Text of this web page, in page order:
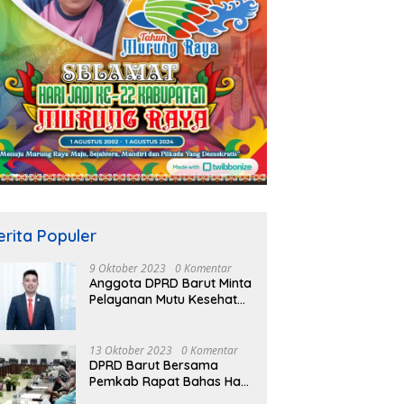
Populer
9 Oktober 2023 0 Komentar
Anggota DPRD Barut Minta
Pelayanan Mutu Kesehatan
13 Oktober 2023 0 Komentar
DPRD Barut Bersama
Pemkab Rapat Bahas Hasil